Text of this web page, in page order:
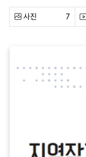
사진 7